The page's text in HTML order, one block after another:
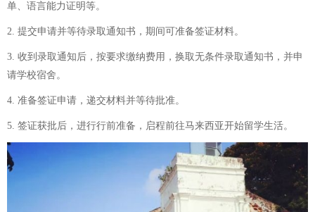
单、语言能力证明等。
2. 提交申请并等待录取通知书，期间可准备签证材料。
3. 收到录取通知后，按要求缴纳费用，换取无条件录取通知书，并申
请学校宿舍。
4. 准备签证申请，递交材料并等待批准。
5. 签证获批后，进行行前准备，启程前往马来西亚开始留学生活。